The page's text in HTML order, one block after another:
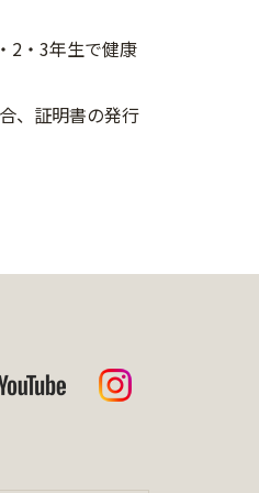
2・3年生で健康
、証明書の発行